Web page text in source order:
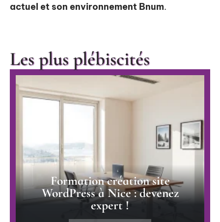
actuel et son environnement Bnum.
Les plus plébiscités
Formation création site
WordPress à Nice : devenez
expert !